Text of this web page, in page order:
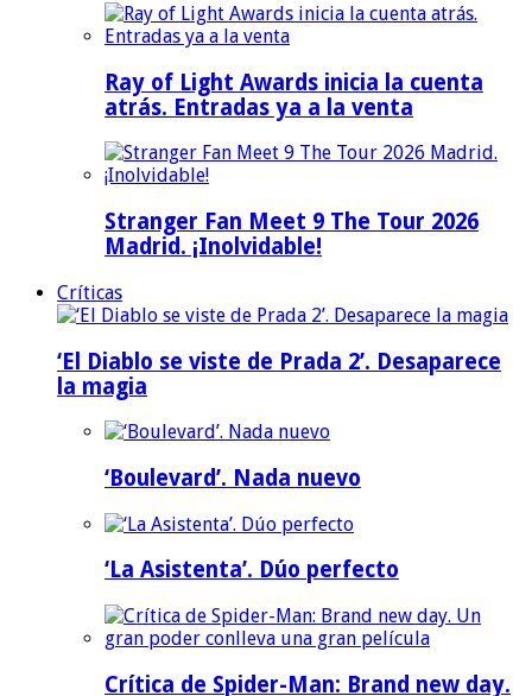
Ray of Light Awards inicia la cuenta
atrás. Entradas ya a la venta
Stranger Fan Meet 9 The Tour 2026
Madrid. ¡Inolvidable!
Críticas
‘El Diablo se viste de Prada 2’. Desaparece
la magia
‘Boulevard’. Nada nuevo
‘La Asistenta’. Dúo perfecto
Crítica de Spider-Man: Brand new day.